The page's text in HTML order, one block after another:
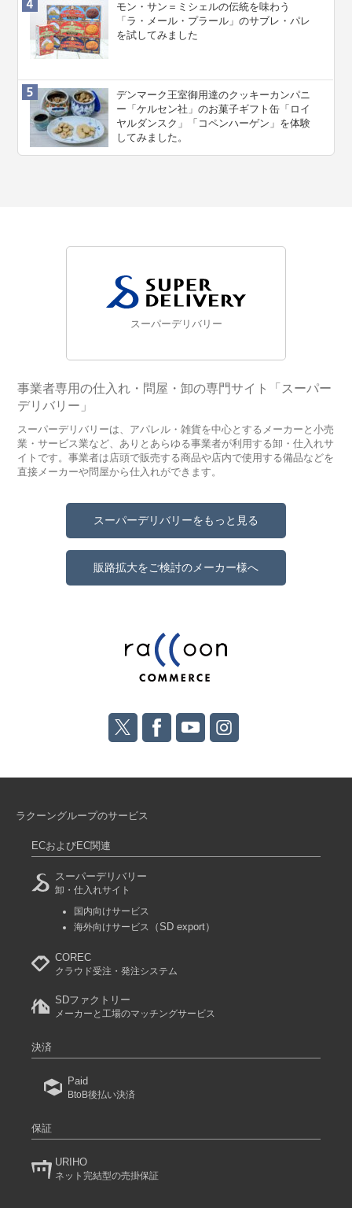
モン・サン＝ミシェルの伝統を味わう
「ラ・メール・プラール」のサブレ・パレ
を試してみました
デンマーク王室御用達のクッキーカンパニ
ー「ケルセン社」のお菓子ギフト缶「ロイ
ヤルダンスク」「コペンハーゲン」を体験
してみました。
スーパーデリバリー
事業者専用の仕入れ・問屋・卸の専門サイト「スーパー
デリバリー」
スーパーデリバリーは、アパレル・雑貨を中心とするメーカーと小売
業・サービス業など、ありとあらゆる事業者が利用する卸・仕入れサ
イトです。事業者は店頭で販売する商品や店内で使用する備品などを
直接メーカーや問屋から仕入れができます。
スーパーデリバリーをもっと見る
販路拡大をご検討のメーカー様へ
ラクーングループのサービス
ECおよびEC関連
スーパーデリバリー
卸・仕入れサイト
国内向けサービス
海外向けサービス
（SD export）
COREC
クラウド受注・発注システム
SDファクトリー
メーカーと工場のマッチングサービス
決済
Paid
BtoB後払い決済
保証
URIHO
ネット完結型の売掛保証